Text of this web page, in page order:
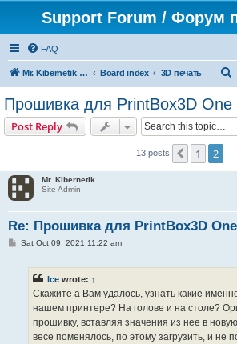
Support Forum / Форум
FAQ
Mr. Kibernetik software Board index 3D печать
Прошивка для PrintBox3D One
Post Reply
13 posts Previous
1 2
Mr. Kibernetik
Site Admin
Re: Прошивка для PrintBox3D One
PSat Oct 09, 2021 11:22 am
Ice wrote: ↑
Скажите а Вам удалось, узнать какие
нашем принтере? На голове и на столе?
прошивку, вставляя значения из нее в
весе поменялось, по этому загрузить, и не